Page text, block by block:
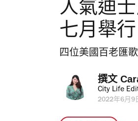
人氣迪
七月舉行
四位美國百老匯
撰文
City Life
2022年6月9